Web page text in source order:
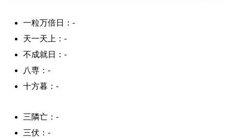
一粒万倍日：-
天一天上：-
不成就日：-
八専：-
十方暮：-
三隣亡：-
三伏：-